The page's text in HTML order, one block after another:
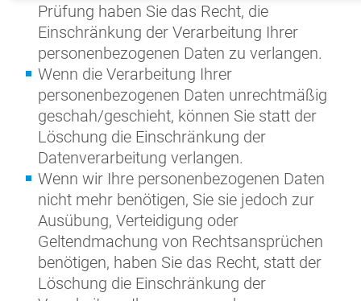
Prüfung haben Sie das Recht, die
Einschränkung der Verarbeitung Ihrer
personenbezogenen Daten zu verlangen.
Wenn die Verarbeitung Ihrer
personenbezogenen Daten unrechtmäßig
geschah/geschieht, können Sie statt der
Löschung die Einschränkung der
Datenverarbeitung verlangen.
Wenn wir Ihre personenbezogenen Daten
nicht mehr benötigen, Sie sie jedoch zur
Ausübung, Verteidigung oder
Geltendmachung von Rechtsansprüchen
benötigen, haben Sie das Recht, statt der
Löschung die Einschränkung der